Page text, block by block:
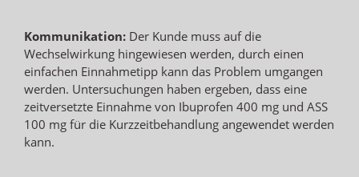
Kommunikation: Der Kunde muss auf die
Wechselwirkung hingewiesen werden, durch einen
einfachen Einnahmetipp kann das Problem umgangen
werden. Untersuchungen haben ergeben, dass eine
zeitversetzte Einnahme von Ibuprofen 400 mg und ASS
100 mg für die Kurzzeitbehandlung angewendet werden
kann.